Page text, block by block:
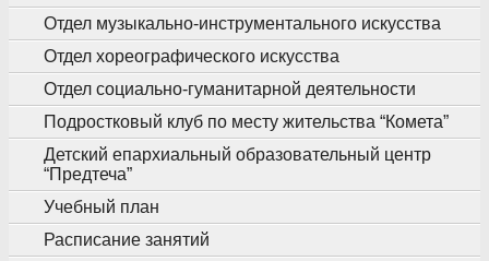
Отдел музыкально-инструментального искусства
Отдел хореографического искусства
Отдел социально-гуманитарной деятельности
Подростковый клуб по месту жительства “Комета”
Детский епархиальный образовательный центр
“Предтеча”
Учебный план
Расписание занятий